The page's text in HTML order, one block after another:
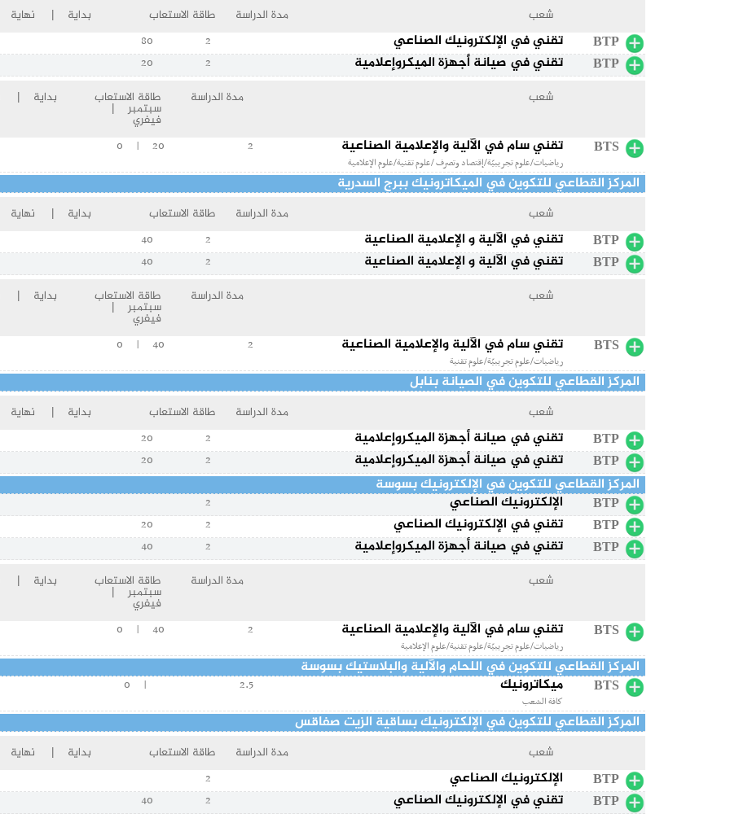
شعب مدة الدراسة طاقة الاستعاب بداية | نهاية
BTP تقني في الإلكترونيك الصناعي 2
80
BTP تقني في صيانة أجهزة الميكروإعلامية 2
20
شعب مدة الدراسة طاقة الاستعاب
سبتمبر |
فيفري
بداية |
BTS تقني سام في الآلية والإعلامية الصناعية
رياضيات/علوم تجريبيّة/إقتصاد وتصرف /علوم تقنية/علوم الإعلامية
2
20 | 0
المركز القطاعي للتكوين في الميكاترونيك ببرج السدرية
شعب مدة الدراسة طاقة الاستعاب بداية | نهاية
BTP تقني في الآلية و الإعلامية الصناعية 2
40
BTP تقني في الآلية و الإعلامية الصناعية 2
40
شعب مدة الدراسة طاقة الاستعاب
سبتمبر |
فيفري
بداية |
BTS تقني سام في الآلية والإعلامية الصناعية
رياضيات/علوم تجريبيّة/علوم تقنية
2
40 | 0
المركز القطاعي للتكوين في الصيانة بنابل
شعب مدة الدراسة طاقة الاستعاب بداية | نهاية
BTP تقني في صيانة أجهزة الميكروإعلامية 2
20
BTP تقني في صيانة أجهزة الميكروإعلامية 2
20
المركز القطاعي للتكوين في الإلكترونيك بسوسة
BTP
الإلكترونيك الصناعي 2
BTP تقني في الإلكترونيك الصناعي 2
20
BTP تقني في صيانة أجهزة الميكروإعلامية 2
40
شعب مدة الدراسة طاقة الاستعاب
سبتمبر |
فيفري
بداية |
BTS تقني سام في الآلية والإعلامية الصناعية
رياضيات/علوم تجريبيّة/علوم تقنية/علوم الإعلامية
2
40 | 0
المركز القطاعي للتكوين في اللحام والآلية والبلاستيك بسوسة
BTS
ميكاترونيك
كافة الشعب
2.5
| 0
المركز القطاعي للتكوين في الإلكترونيك بساقية الزيت صفاقس
شعب مدة الدراسة طاقة الاستعاب بداية | نهاية
BTP الإلكترونيك الصناعي 2
BTP تقني في الإلكترونيك الصناعي 2
40